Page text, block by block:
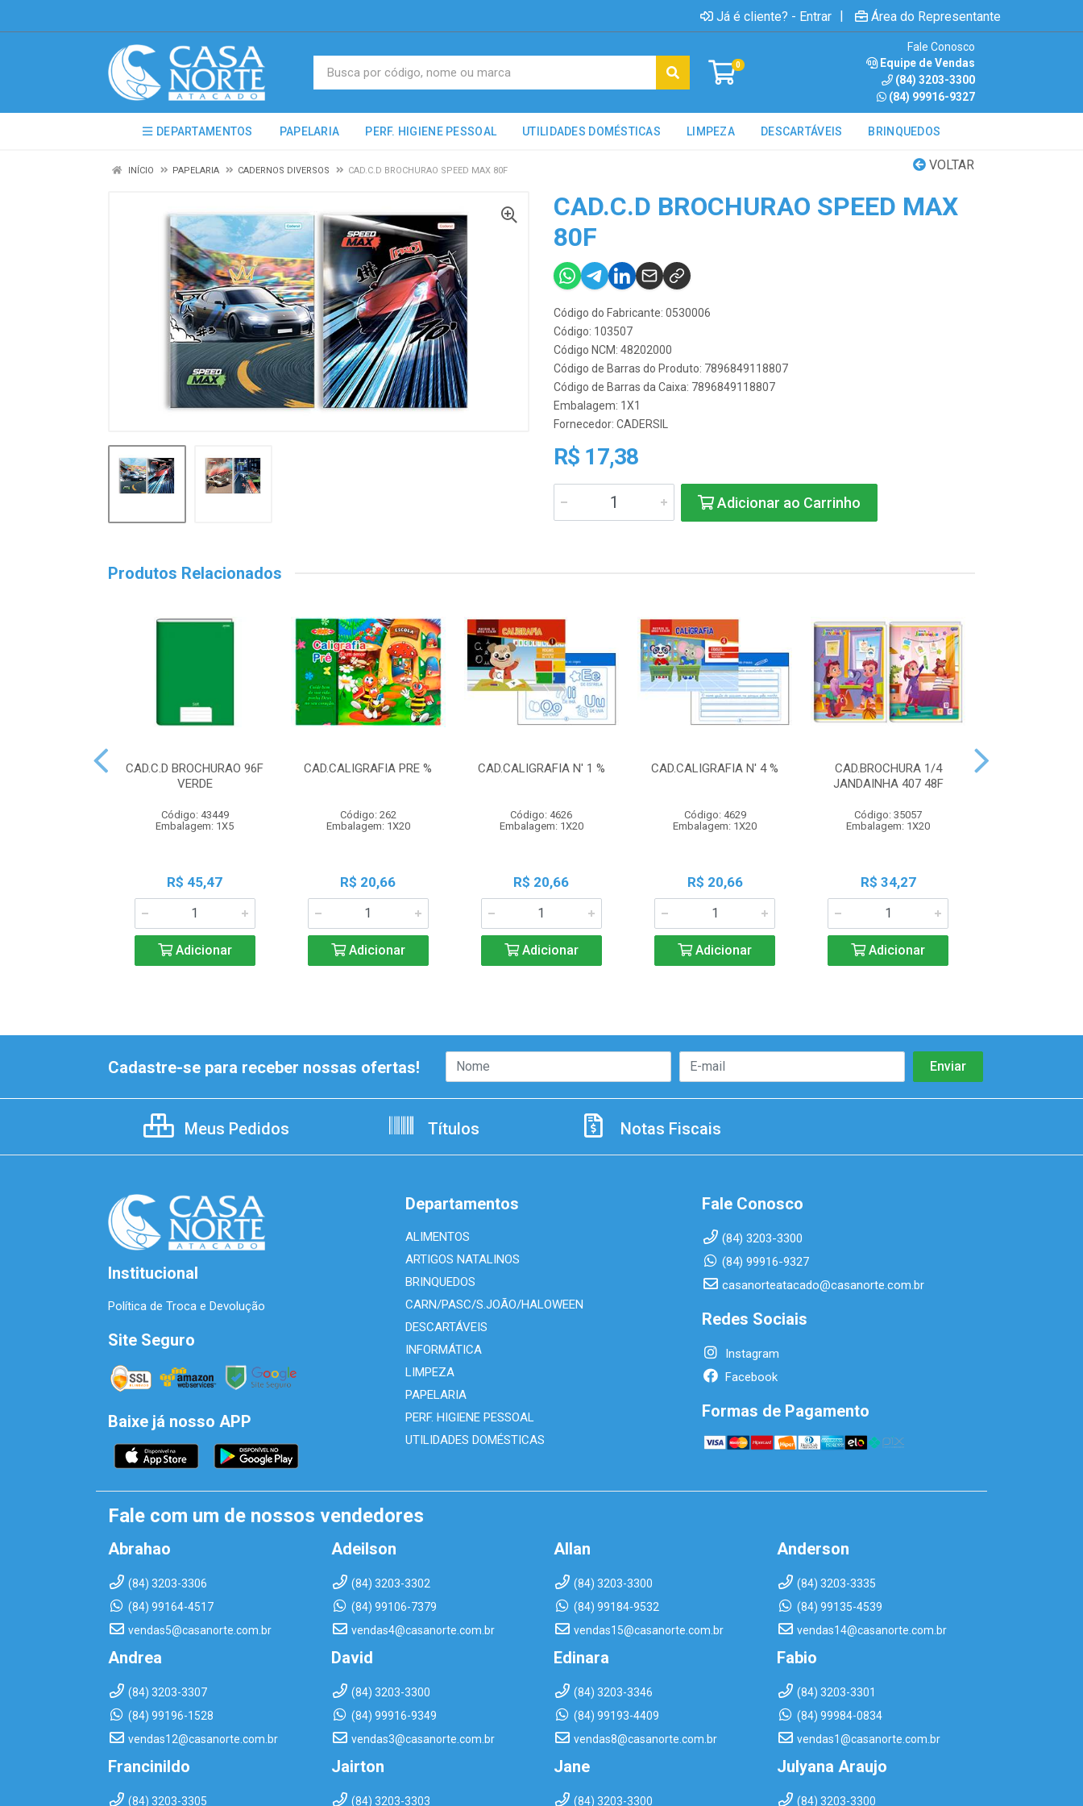
Já é cliente? - Entrar | Área do Representante
0
Fale Conosco
Equipe de Vendas
(84) 3203-3300
(84) 99916-9327
DEPARTAMENTOS PAPELARIA PERF. HIGIENE PESSOAL UTILIDADES DOMÉSTICAS LIMPEZA DESCARTÁVEIS BRINQUEDOS
VOLTAR
INÍCIO PAPELARIA CADERNOS DIVERSOS CAD.C.D BROCHURAO SPEED MAX 80F
CAD.C.D BROCHURAO SPEED MAX
80F
Código do Fabricante: 0530006
Código: 103507
Código NCM: 48202000
Código de Barras do Produto: 7896849118807
Código de Barras da Caixa: 7896849118807
Embalagem: 1X1
Fornecedor: CADERSIL
R$ 17,38
Adicionar ao Carrinho
Produtos Relacionados
CAD.C.D BROCHURAO 96F
VERDE
Código: 43449
Embalagem: 1X5
R$ 45,47
Adicionar
CAD.CALIGRAFIA PRE %
Código: 262
Embalagem: 1X20
R$ 20,66
Adicionar
CAD.CALIGRAFIA N' 1 %
Código: 4626
Embalagem: 1X20
R$ 20,66
Adicionar
CAD.CALIGRAFIA N' 4 %
Código: 4629
Embalagem: 1X20
R$ 20,66
Adicionar
CAD.BROCHURA 1/4
JANDAINHA 407 48F
Código: 35057
Embalagem: 1X20
R$ 34,27
Adicionar
Cadastre-se para receber nossas ofertas!
Meus Pedidos Títulos Notas Fiscais
Institucional
Política de Troca e Devolução
Site Seguro
Baixe já nosso APP
Departamentos
ALIMENTOS
ARTIGOS NATALINOS
BRINQUEDOS
CARN/PASC/S.JOÃO/HALOWEEN
DESCARTÁVEIS
INFORMÁTICA
LIMPEZA
PAPELARIA
PERF. HIGIENE PESSOAL
UTILIDADES DOMÉSTICAS
Fale Conosco
(84) 3203-3300
(84) 99916-9327
casanorteatacado@casanorte.com.br
Redes Sociais
Instagram
Facebook
Formas de Pagamento
Fale com um de nossos vendedores
Abrahao
(84) 3203-3306
(84) 99164-4517
vendas5@casanorte.com.br
Adeilson
(84) 3203-3302
(84) 99106-7379
vendas4@casanorte.com.br
Allan
(84) 3203-3300
(84) 99184-9532
vendas15@casanorte.com.br
Anderson
(84) 3203-3335
(84) 99135-4539
vendas14@casanorte.com.br
Andrea
(84) 3203-3307
(84) 99196-1528
vendas12@casanorte.com.br
David
(84) 3203-3300
(84) 99916-9349
vendas3@casanorte.com.br
Edinara
(84) 3203-3346
(84) 99193-4409
vendas8@casanorte.com.br
Fabio
(84) 3203-3301
(84) 99984-0834
vendas1@casanorte.com.br
Francinildo
(84) 3203-3305
Jairton
(84) 3203-3303
Jane
(84) 3203-3300
Julyana Araujo
(84) 3203-3300